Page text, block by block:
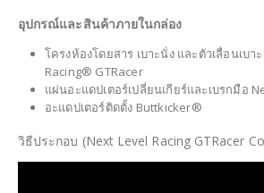
อุปกรณ์และสินค้าภายในกล่อง
โครงห้องโดยสาร เบาะนั่ง และตัวเลื่อนเบา
Racing® GTRacer
แผ่นอะแดปเตอร์เปลี่ยนเกียร์และเบรกมือ
อะแดปเตอร์ติดตั้ง Buttkicker®
วิธีประกอบ (Next Level Racing GTRacer